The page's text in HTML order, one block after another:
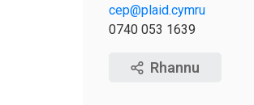
cep@plaid.cymru
0740 053 1639
Rhannu